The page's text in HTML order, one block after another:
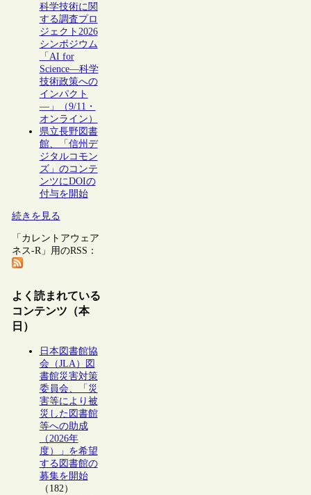
科学技術に関
する調査プロ
ジェクト2026
シンポジウム
「AI for
Science―科学
技術政策への
インパクト
―」（9/11・
オンライン）
県立長野図書
館、「信州デ
ジタルコモン
ズ」のコンテ
ンツにDOIの
付与を開始
続きを見る
「カレントアウェア
ネス-R」用のRSS：
よく読まれている
コンテンツ（本
日）
日本図書館協
会（JLA）図
書館災害対策
委員会、「災
害等により被
災した図書館
等への助成
（2026年
度）」を希望
する図書館の
募集を開始
（182）